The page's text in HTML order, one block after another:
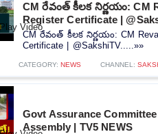
CM రేవంత్ కీలక నిర్ణయం: CM
Register Certificate |
CM రేవంత్ కీలక నిర్ణయం: CM
Certificate | @SakshiTV.....»»
CATEGORY: NEWS CHANNEL:
Govt Assurance
Assembly | TV5 NEWS